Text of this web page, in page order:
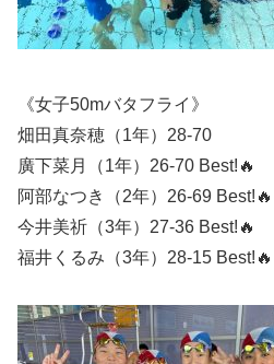
《女子50mバタフライ》
畑田真奈穂（1年）28-70
廣下菜月（1年）26-70 Best!🔥
阿部なつき（2年）26-69 Best!🔥
今井美祈（3年）27-36 Best!🔥
福井くるみ（3年）28-15 Best!🔥